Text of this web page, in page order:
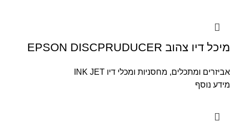
מיכל דיו צהוב EPSON DISCPRUDUCER
אביזרים ומתכלים, מחסניות ומכלי דיו INK JET
מידע נוסף